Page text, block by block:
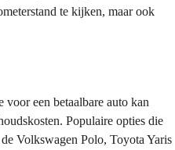
te kijken, maar ook
voor een betaalbare auto kan
Populaire opties die
Volkswagen Polo, Toyota Yaris